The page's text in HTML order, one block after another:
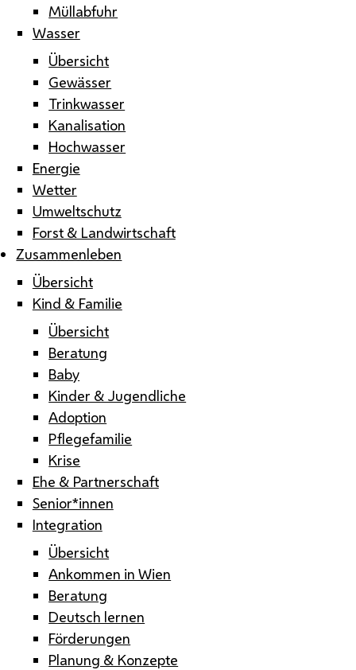
Müllabfuhr
Wasser
Übersicht
Gewässer
Trinkwasser
Kanalisation
Hochwasser
Energie
Wetter
Umweltschutz
Forst & Landwirtschaft
Zusammenleben
Übersicht
Kind & Familie
Übersicht
Beratung
Baby
Kinder & Jugendliche
Adoption
Pflegefamilie
Krise
Ehe & Partnerschaft
Senior*innen
Integration
Übersicht
Ankommen in Wien
Beratung
Deutsch lernen
Förderungen
Planung & Konzepte